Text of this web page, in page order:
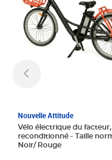
Nouvelle Attitude
Vélo électrique du facteur,
reconditionné - Taille normale -
Noir/ Rouge